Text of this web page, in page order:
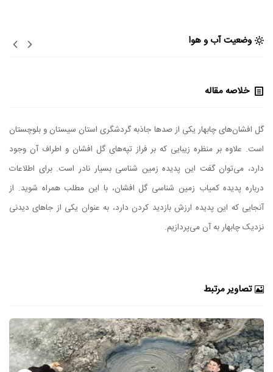
وضعیت آب و هوا
خلاصه مقاله
گل افشان‌های چابهار یکی از صد‌ها جاذبه‌ گردشگری استان سیستان و بلوچستان
است. علاوه بر منظره زیبایی که بر فراز تپه‌های گل افشان و اطراف آن وجود
دارد، می‌توان گفت این پدیده زمین شناسی بسیار نادر است. برای اطلاعات
درباره پدیده کمیاب زمین شناسی گل افشان، با این مطلب همراه شوید. از
آنجایی که این پدیده ارزش بازدید کردن دارد، به عنوان یکی از جاهای دیدنی
نزدیک چابهار به آن می‌پردازیم.
تصاویر مرتبط